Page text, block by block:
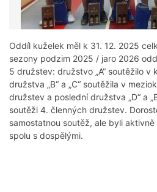
Oddíl kuželek měl k 31. 12. 2025
sezony podzim 2025 / jaro 2026
5 družstev: družstvo „A“ soutěžilo v
družstva „B“ a „C“ soutěžila v
družstev a poslední družstva „D“ a
soutěži 4. členných družstev.
samostatnou soutěž, ale byli
spolu s dospělými.